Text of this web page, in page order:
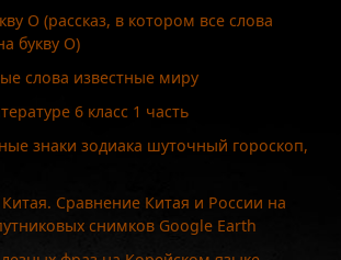
О (рассказ, в котором все слова
букву О)
слова известные миру
6 класс 1 часть
знаки зодиака шуточный гороскоп,
Китая. Сравнение Китая и России на
снимков Google Earth